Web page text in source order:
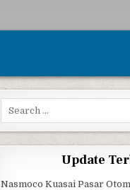
Search for:
Update
Nasmoco Kuasai Pasar